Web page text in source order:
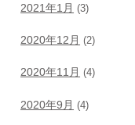
2021年1月 (3)
2020年12月 (2)
2020年11月 (4)
2020年9月 (4)